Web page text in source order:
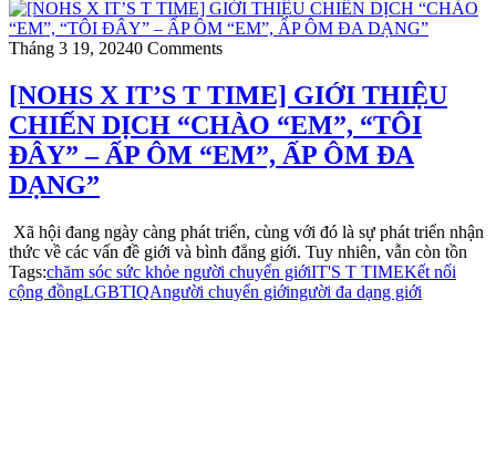
Tháng 3 19, 20240 Comments
[NOHS X IT’S T TIME] GIỚI THIỆU
CHIẾN DỊCH “CHÀO “EM”, “TÔI
ĐÂY” – ẤP ÔM “EM”, ẤP ÔM ĐA
DẠNG”
Xã hội đang ngày càng phát triển, cùng với đó là sự phát triển nhận
thức về các vấn đề giới và bình đẳng giới. Tuy nhiên, vẫn còn tồn
Tags:chăm sóc sức khỏe người chuyển giớiIT'S T TIMEKết nối
cộng đồngLGBTIQAngười chuyển giớingười đa dạng giới